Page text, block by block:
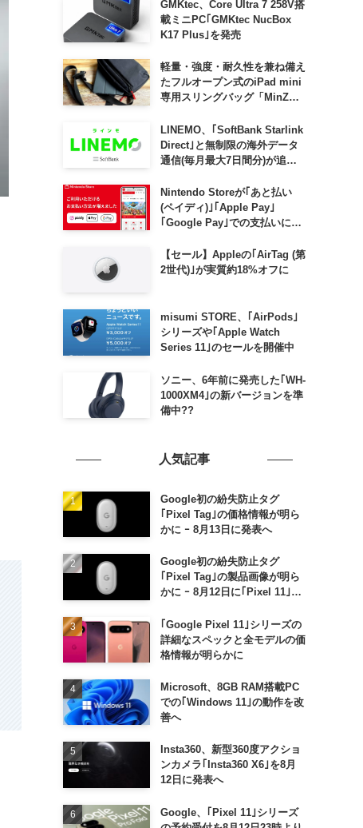
GMKtec、Core Ultra 7 258V搭
載ミニPC｢GMKtec NucBox
K17 Plus｣を発売
軽量・強度・耐久性を兼ね備え
たフルオープン式のiPad mini
専用スリングバッグ「MinZ
発売
LINEMO、｢SoftBank Starlink
Direct｣と無制限の海外データ
通信(毎月最大7日間分)が追加
Nintendo Storeが｢あと払い
(ペイディ)｣｢Apple Pay｣
｢Google Pay｣での支払いに対
【セール】Appleの｢AirTag (第
2世代)｣が実質約18%オフに
misumi STORE、｢AirPods｣
シリーズや｢Apple Watch
Series 11｣のセールを開催中
ソニー、6年前に発売した｢WH-
1000XM4｣の新バージョンを準
備中??
人気記事
Google初の紛失防止タグ
｢Pixel Tag｣の価格情報が明ら
かに ｰ 8月13日に発表へ
Google初の紛失防止タグ
｢Pixel Tag｣の製品画像が明ら
かに ｰ 8月12日に｢Pixel 11｣な
｢Google Pixel 11｣シリーズの
詳細なスペックと全モデルの価
格情報が明らかに
Microsoft、8GB RAM搭載PC
での｢Windows 11｣の動作を改
善へ
Insta360、新型360度アクショ
ンカメラ｢Insta360 X6｣を8月
12日に発表へ
Google、｢Pixel 11｣シリーズ